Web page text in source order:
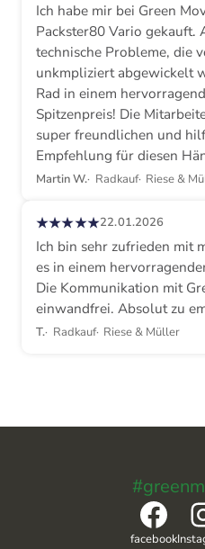
Ich habe mir bei Green
Packster80 Vario gekauft.
technische Probleme, die
unkmpliziert abgewickelt
Rad in einem
Spitzenpreis! Die
super freundlichen und
Empfehlung für diesen
Martin W. Radkauf Riese &
★★★★★22.01.2026
Ich bin sehr zufrieden mit
es in einem
Die Kommunikation mit
einwandfrei. Absolut zu
T. Radkauf Riese & Müller
facebook